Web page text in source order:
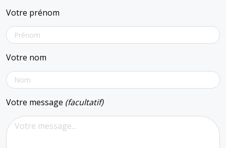
Votre prénom
Votre nom
Votre message (facultatif)